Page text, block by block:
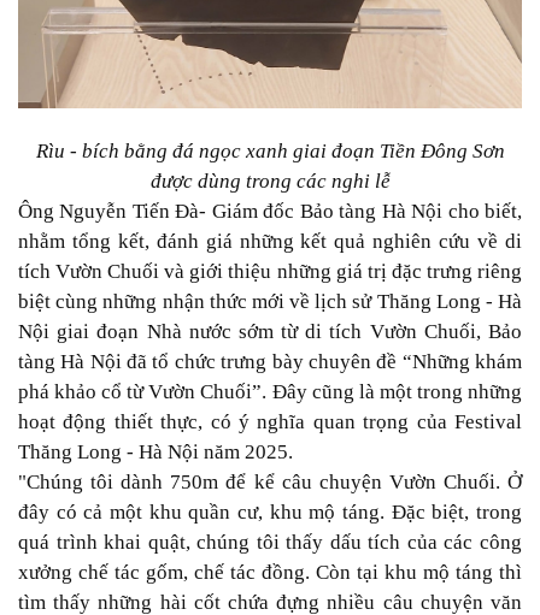
Rìu - bích bằng đá ngọc xanh giai đoạn Tiền Đông Sơn
được dùng trong các nghi lễ
Ông Nguyễn Tiến Đà- Giám đốc Bảo tàng Hà Nội cho biết,
nhằm tổng kết, đánh giá những kết quả nghiên cứu về di
tích Vườn Chuối và giới thiệu những giá trị đặc trưng riêng
biệt cùng những nhận thức mới về lịch sử Thăng Long - Hà
Nội giai đoạn Nhà nước sớm từ di tích Vườn Chuối, Bảo
tàng Hà Nội đã tổ chức trưng bày chuyên đề “Những khám
phá khảo cổ từ Vườn Chuối”. Đây cũng là một trong những
hoạt động thiết thực, có ý nghĩa quan trọng của Festival
Thăng Long - Hà Nội năm 2025.
"Chúng tôi dành 750m để kể câu chuyện Vườn Chuối. Ở
đây có cả một khu quần cư, khu mộ táng. Đặc biệt, trong
quá trình khai quật, chúng tôi thấy dấu tích của các công
xưởng chế tác gốm, chế tác đồng. Còn tại khu mộ táng thì
tìm thấy những hài cốt chứa đựng nhiều câu chuyện văn